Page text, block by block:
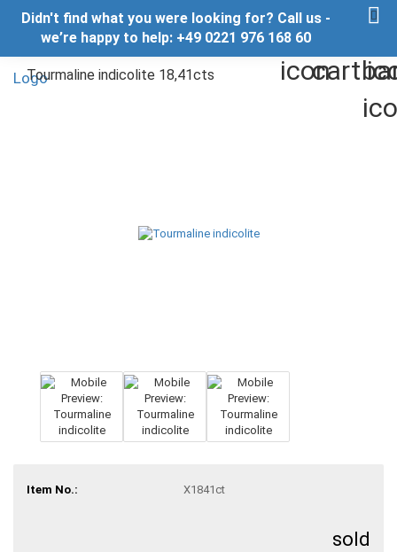
Didn't find what you were looking for? Call us -
we’re happy to help: +49 0221 976 168 60
Tourmaline indicolite 18,41cts
Item No.: X1841ct
sold